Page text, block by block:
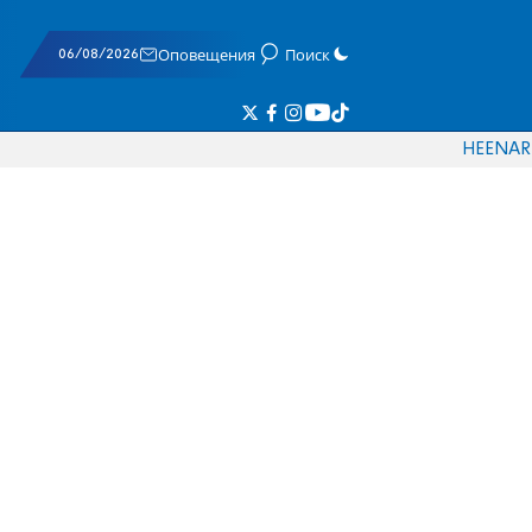
06/08/2026 Оповещения Поиск
HEENAR